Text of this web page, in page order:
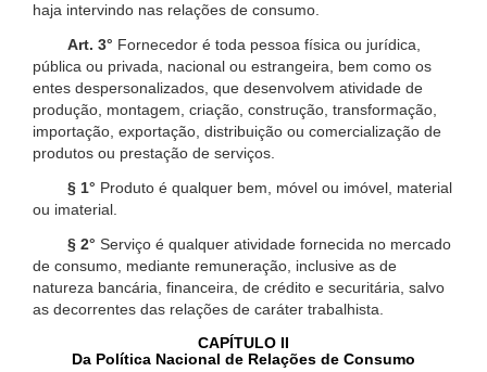
haja intervindo nas relações de consumo.
Art. 3° Fornecedor é toda pessoa física ou jurídica,
pública ou privada, nacional ou estrangeira, bem como os
entes despersonalizados, que desenvolvem atividade de
produção, montagem, criação, construção, transformação,
importação, exportação, distribuição ou comercialização de
produtos ou prestação de serviços.
§ 1° Produto é qualquer bem, móvel ou imóvel, material
ou imaterial.
§ 2° Serviço é qualquer atividade fornecida no mercado
de consumo, mediante remuneração, inclusive as de
natureza bancária, financeira, de crédito e securitária, salvo
as decorrentes das relações de caráter trabalhista.
CAPÍTULO II
Da Política Nacional de Relações de Consumo